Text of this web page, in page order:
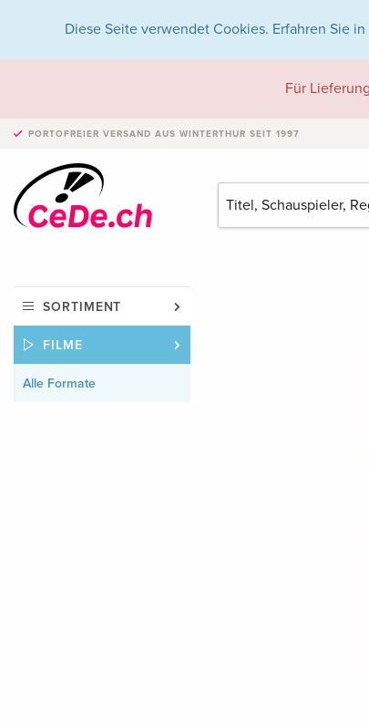
Diese Seite verwendet Cookies. Erfahren Sie
Für
PORTOFREIER VERSAND AUS WINTERTHUR SEIT 1997
SORTIMENT
FILME
Alle Formate